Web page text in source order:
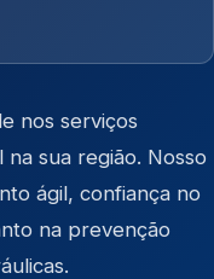
nos serviços
sua região. Nosso
ágil, confiança no
na prevenção